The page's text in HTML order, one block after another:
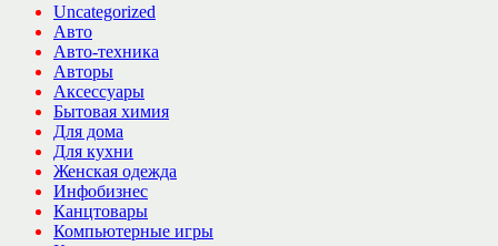
Uncategorized
Авто
Авто-техника
Авторы
Аксессуары
Бытовая химия
Для дома
Для кухни
Женская одежда
Инфобизнес
Канцтовары
Компьютерные игры